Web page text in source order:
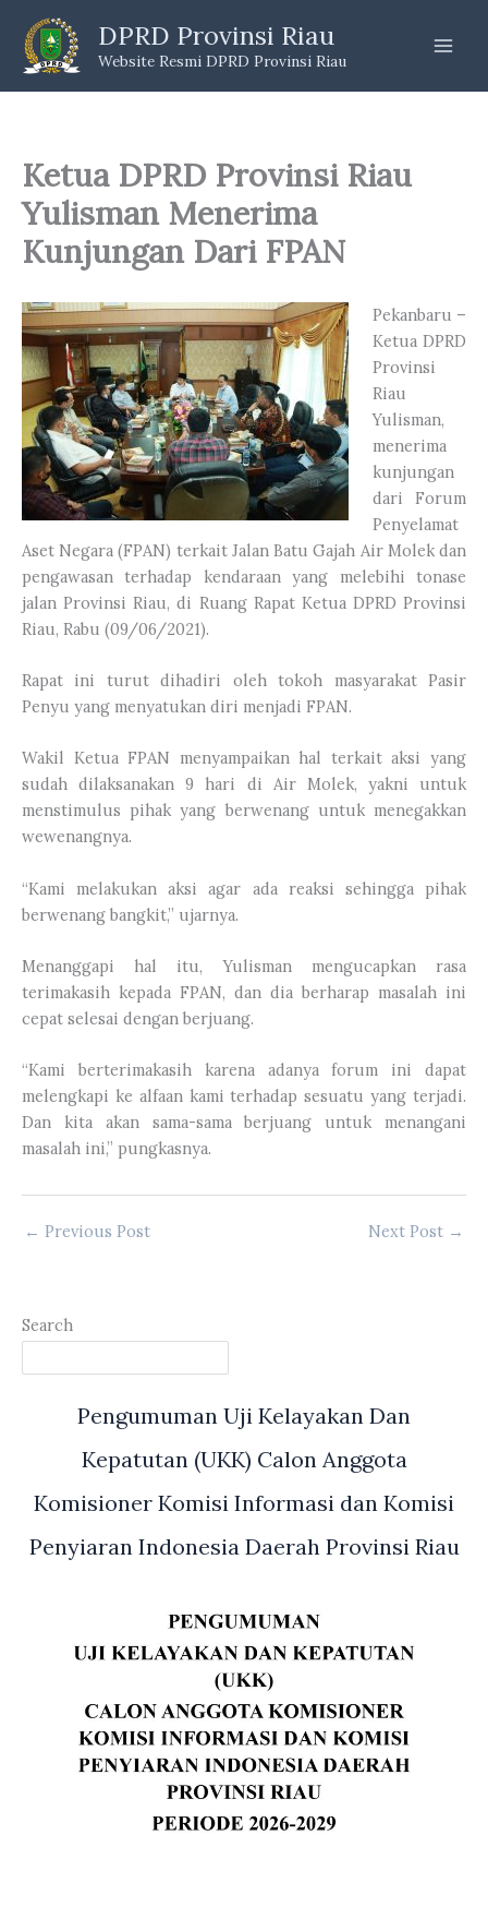
content
DPRD Provinsi Riau
Website Resmi DPRD Provinsi Riau
Ketua DPRD Provinsi Riau
Yulisman Menerima
Kunjungan Dari FPAN
Pekanbaru –
Ketua DPRD
Provinsi
Riau
Yulisman,
menerima
kunjungan
dari Forum
Penyelamat
Aset Negara (FPAN) terkait Jalan Batu Gajah Air Molek dan
pengawasan terhadap kendaraan yang melebihi tonase
jalan Provinsi Riau, di Ruang Rapat Ketua DPRD Provinsi
Riau, Rabu (09/06/2021).
Rapat ini turut dihadiri oleh tokoh masyarakat Pasir
Penyu yang menyatukan diri menjadi FPAN.
Wakil Ketua FPAN menyampaikan hal terkait aksi yang
sudah dilaksanakan 9 hari di Air Molek, yakni untuk
menstimulus pihak yang berwenang untuk menegakkan
wewenangnya.
“Kami melakukan aksi agar ada reaksi sehingga pihak
berwenang bangkit,” ujarnya.
Menanggapi hal itu, Yulisman mengucapkan rasa
terimakasih kepada FPAN, dan dia berharap masalah ini
cepat selesai dengan berjuang.
“Kami berterimakasih karena adanya forum ini dapat
melengkapi ke alfaan kami terhadap sesuatu yang terjadi.
Dan kita akan sama-sama berjuang untuk menangani
masalah ini,” pungkasnya.
← Previous Post Next Post →
Search
Pengumuman Uji Kelayakan Dan
Kepatutan (UKK) Calon Anggota
Komisioner Komisi Informasi dan Komisi
Penyiaran Indonesia Daerah Provinsi Riau